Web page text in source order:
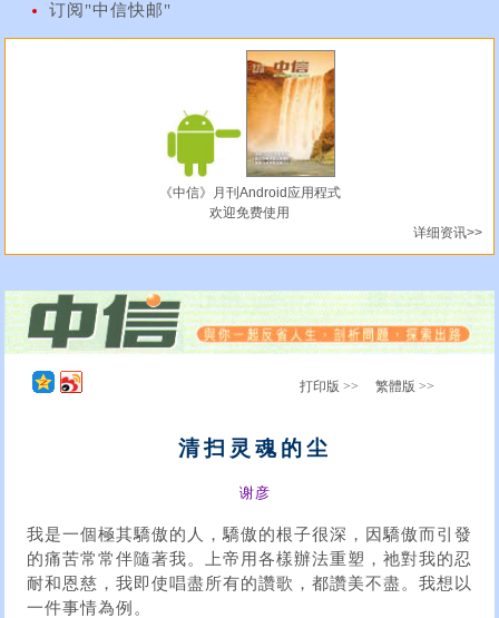
订阅"中信快邮"
《中信》月刊Android应用程式
欢迎免费使用
详细资讯>>
打印版 >> 繁體版 >>
清扫灵魂的尘
谢彦
我是一個極其驕傲的人，驕傲的根子很深，因驕傲而引發
的痛苦常常伴隨著我。上帝用各樣辦法重塑，祂對我的忍
耐和恩慈，我即使唱盡所有的讚歌，都讚美不盡。我想以
一件事情為例。